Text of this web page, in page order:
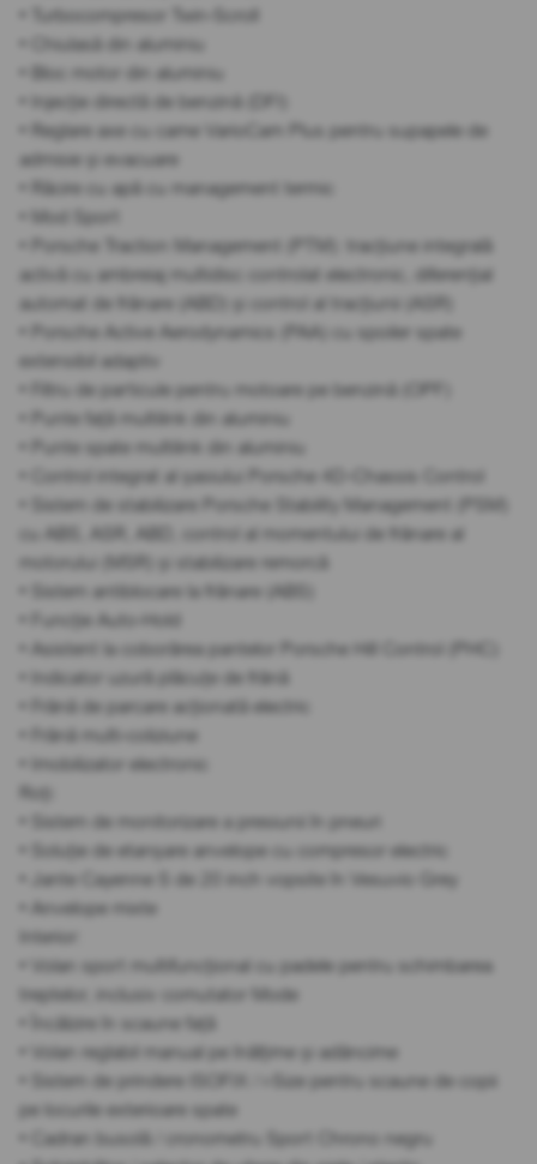
• Turbocompresor Twin-Scroll
• Chiulasă din aluminiu
• Bloc motor din aluminiu
• Injecție directă de benzină (DFI)
• Reglare axe cu came VarioCam Plus pentru supapele de
admisie și evacuare
• Răcire cu apă cu management termic
• Mod Sport
• Porsche Traction Management (PTM): tracțiune integrală
activă cu ambreiaj multidisc controlat electronic, diferențial
automat de frânare (ABD) și control al tracțiunii (ASR)
• Porsche Active Aerodynamics (PAA) cu spoiler spate
extensibil adaptiv
• Filtru de particule pentru motoare pe benzină (OPF)
• Punte față multilink din aluminiu
• Punte spate multilink din aluminiu
• Control integrat al șasiului Porsche 4D-Chassis Control
• Sistem de stabilizare Porsche Stability Management (PSM)
cu ABS, ASR, ABD, control al momentului de frânare al
motorului (MSR) și stabilizare remorcă
• Sistem antiblocare la frânare (ABS)
• Funcție Auto-Hold
• Asistent la coborârea pantelor Porsche Hill Control (PHC)
• Indicator uzură plăcuțe de frână
• Frână de parcare acționată electric
• Frână multi-coliziune
• Imobilizator electronic
Roți:
• Sistem de monitorizare a presiunii în pneuri
• Soluție de etanșare anvelope cu compresor electric
• Jante Cayenne S de 20 inch vopsite în Vesuvio Grey
• Anvelope mixte
Interior:
• Volan sport multifuncțional cu padele pentru schimbarea
treptelor, inclusiv comutator Mode
• Încălzire în scaune față
• Volan reglabil manual pe înălțime și adâncime
• Sistem de prindere ISOFIX / i-Size pentru scaune de copii
pe locurile exterioare spate
• Cadran busolă / cronometru Sport Chrono negru